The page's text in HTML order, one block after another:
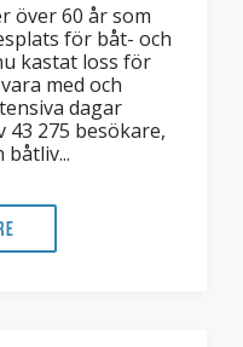
över 60 år som
för båt- och
kastat loss för
med och
dagar
43 275 besökare,